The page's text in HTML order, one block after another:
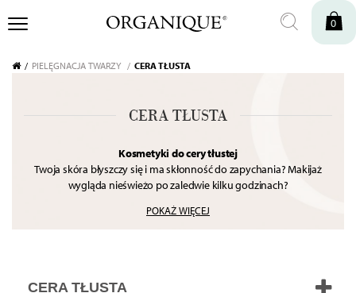
0
PIELĘGNACJA TWARZY CERA TŁUSTA
CERA TŁUSTA
Kosmetyki do cery tłustej
Twoja skóra błyszczy się i ma skłonność do zapychania? Makijaż
wygląda nieświeżo po zaledwie kilku godzinach?
Kluczem do sukcesu jest inteligentna seboregulacja oraz lekkie jak
POKAŻ WIĘCEJ
CERA TŁUSTA